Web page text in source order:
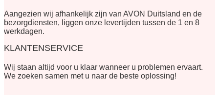
Aangezien wij afhankelijk zijn van AVON Duitsland en de
bezorgdiensten, liggen onze levertijden tussen de 1 en 8
werkdagen.
KLANTENSERVICE
Wij staan altijd voor u klaar wanneer u problemen ervaart.
We zoeken samen met u naar de beste oplossing!